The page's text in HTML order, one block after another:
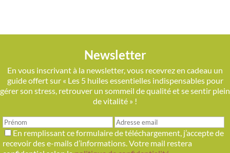
Newsletter
En vous inscrivant à la newsletter, vous recevrez en cadeau un
guide offert sur « Les 5 huiles essentielles indispensables pour
gérer son stress, retrouver un sommeil de qualité et se sentir plein
de vitalité » !
En remplissant ce formulaire de téléchargement, j’accepte de
recevoir des e-mails d’informations. Votre mail restera